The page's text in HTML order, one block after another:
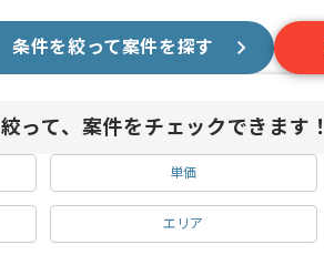
条件を絞って案件を探す
って、案件をチェックできます！
単価
エリア